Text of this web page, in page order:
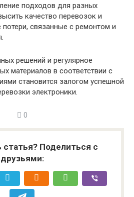
подходов для разных
качество перевозок и
связанные с ремонтом и
решений и регулярное
материалов в соответствии с
становится залогом успешной
электроники.
0
статья? Поделиться с
друзьями: